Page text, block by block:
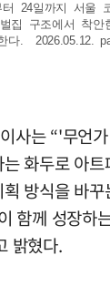
24일까지 서울
집 구조에서 착
다. 2026.05.12.
사는 “'무언
화두로 아
방식을 바
함께 성장하
밝혔다.